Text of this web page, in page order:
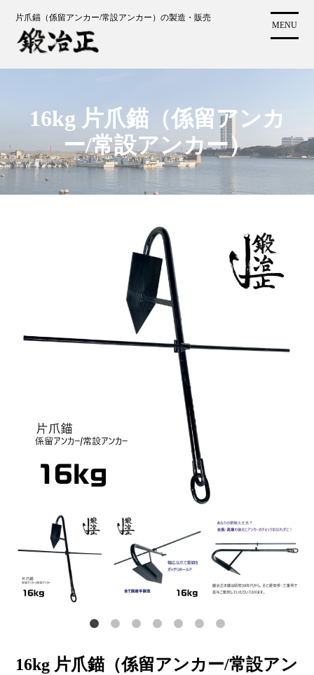
プ
片爪錨（係留アンカー/常設アンカー）の製造・販売
MENU
16kg 片爪錨（係留アンカ
ー/常設アンカー）
16kg 片爪錨（係留アンカー/常設アン